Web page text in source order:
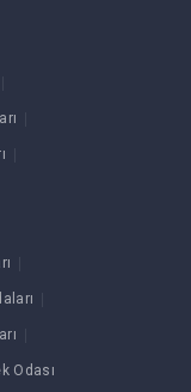
Odası